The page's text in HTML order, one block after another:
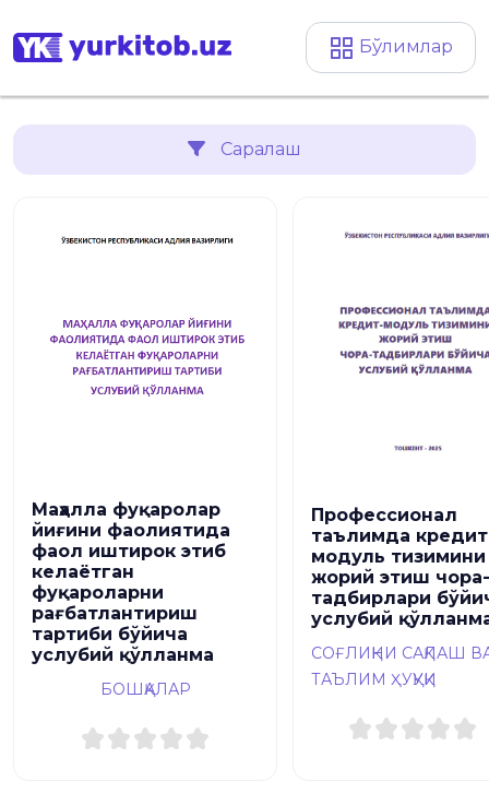
Бўлимлар
Саралаш
Маҳалла фуқаролар
йиғини фаолиятида
фаол иштирок этиб
келаётган
фуқароларни
рағбатлантириш
тартиби бўйича
услубий қўлланма
БОШҚАЛАР
Профессионал
таълимда
модуль тизимини
жорий этиш чора-
тадбирлари
услубий
СОҒЛИҚНИ САҚЛАШ
ТАЪЛИМ ҲУҚУҚИ